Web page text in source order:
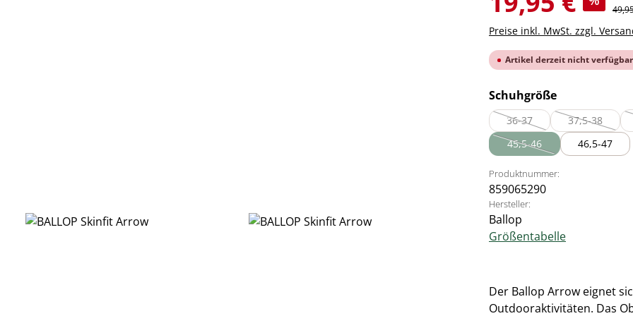
Preise inkl. MwSt. zzgl.
Artikel derzeit nicht verfügbar
Schuhgrößeauswählen
36-37
(Diese Option ist zurzeit
37,5-38
(Diese
45,5-46
(Diese Option ist zurzeit
46,5-47
Produktnummer:
859065290
Hersteller:
Ballop
Größentabelle
Der Ballop Arrow eignet
Outdooraktivitäten. Das